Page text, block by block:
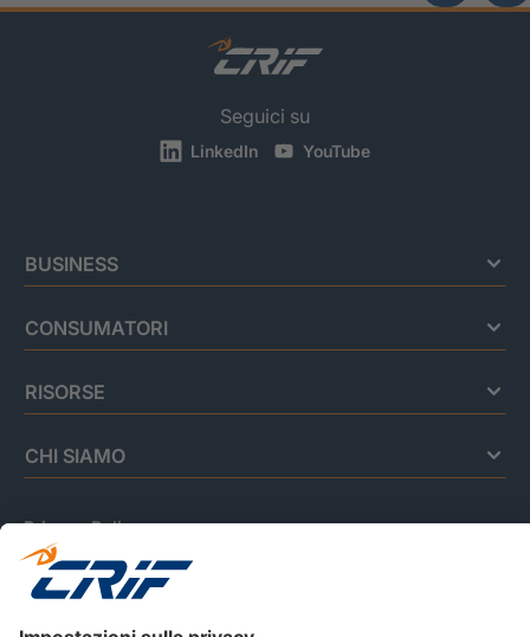
Seguici su
LinkedIn YouTube
BUSINESS
CONSUMATORI
RISORSE
CHI SIAMO
Privacy Policy
Cookie Policy
Informativa Dati Personali
CRIF Business Ethics
Accessibilità